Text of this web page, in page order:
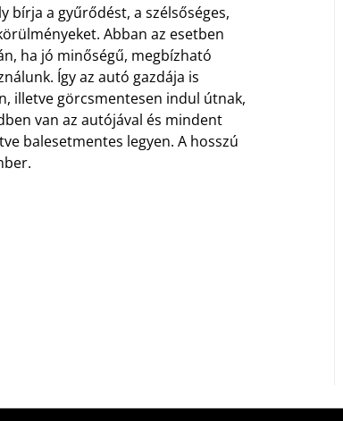
bírja a gyűrődést, a szélsőséges,
Abban az esetben
ha jó minőségű, megbízható
Így az autó gazdája is
illetve görcsmentesen indul útnak,
van az autójával és mindent
balesetmentes legyen. A hosszú